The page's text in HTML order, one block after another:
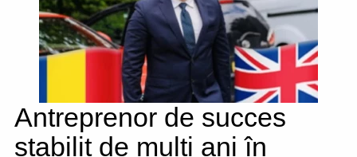
Antreprenor de succes
stabilit de mulți ani în